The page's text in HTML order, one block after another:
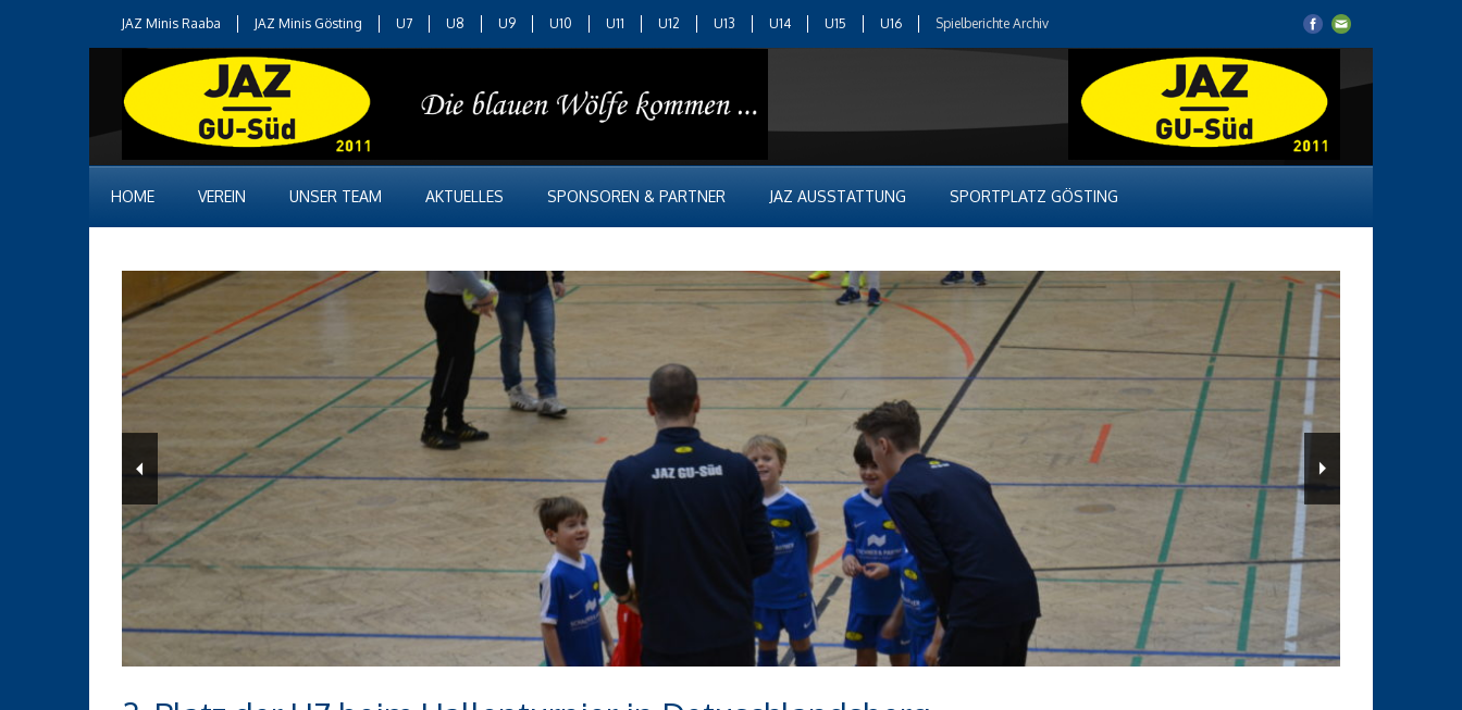
JAZ Minis Raaba JAZ Minis Gösting U7 U8 U9 U10 U11 U12 U13 U14 U15 U16 Spielberichte Archiv
HOME VEREIN UNSER TEAM AKTUELLES SPONSOREN & PARTNER JAZ AUSSTATTUNG SPORTPLATZ GÖSTING